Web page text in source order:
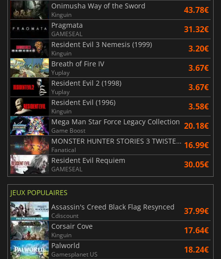
Onimusha Way of the Sword
Kinguin 43.78€
Pragmata
GAMESEAL 31.32€
Resident Evil 3 Nemesis (1999)
Kinguin 3.20€
Breath of Fire IV
Yuplay 3.67€
Resident Evil 2 (1998)
Yuplay 3.67€
Resident Evil (1996)
Kinguin 3.58€
Mega Man Star Force Legacy Collection
Game Boost 20.18€
MONSTER HUNTER STORIES 3 TWISTED REFLECTION
Fanatical 16.99€
Resident Evil Requiem
GAMESEAL 30.05€
JEUX POPULAIRES
Assassin's Creed Black Flag Resynced
Cdiscount 37.99€
Corsair Cove
Kinguin 17.64€
Palworld
Gamesplanet US 18.24€